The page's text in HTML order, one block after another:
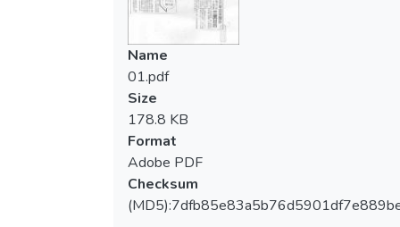
Name
01.pdf
Size
178.8 KB
Format
Adobe PDF
Checksum